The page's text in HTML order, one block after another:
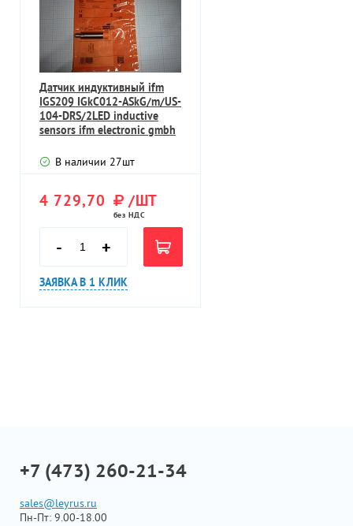
Датчик индуктивный ifm
IGS209 IGkC012-ASkG/m/US-
104-DRS/2LED inductive
sensors ifm electronic gmbh
В наличии 27шт
4 729,70 /ШТ
без НДС
- +
ЗАЯВКА В 1 КЛИК
+7 (473) 260-21-34
sales@leyrus.ru
Пн-Пт: 9.00-18.00